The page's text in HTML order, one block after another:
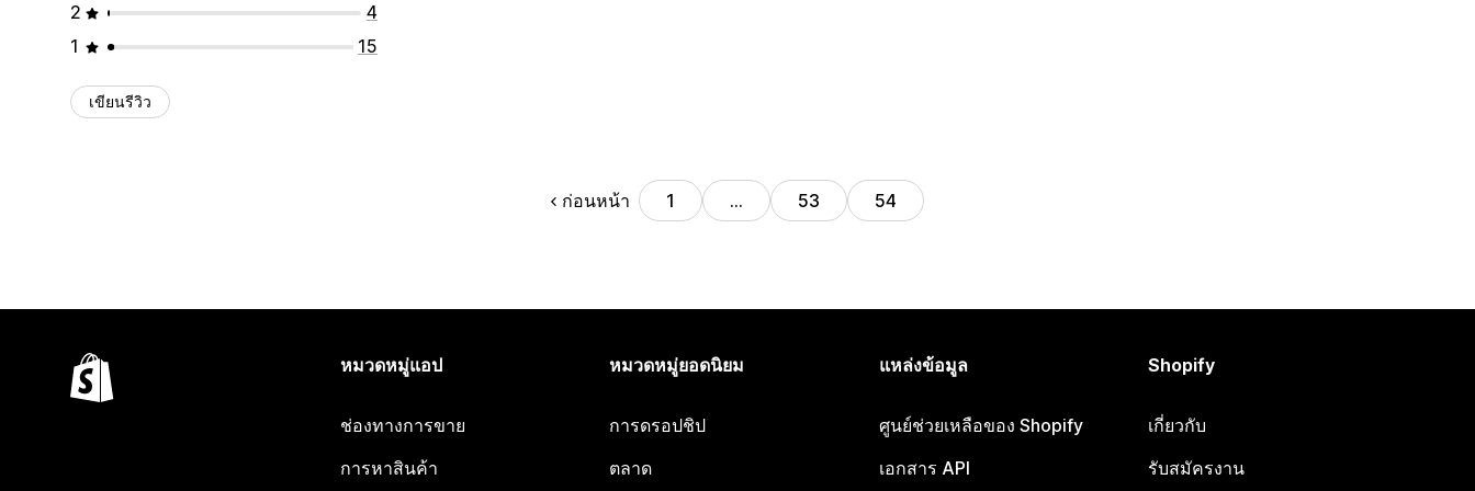
2
4
1
15
เขียนรีวิว
ก่อนหน้า 1 … 53 54
หมวดหมู่แอป
ช่องทางการขาย
การหาสินค้า
หมวดหมู่ยอดนิยม
การดรอปชิป
ตลาด
แหล่งข้อมูล
ศูนย์ช่วยเหลือของ Shopify
เอกสาร API
Shopify
เกี่ยวกับ
รับสมัครงาน